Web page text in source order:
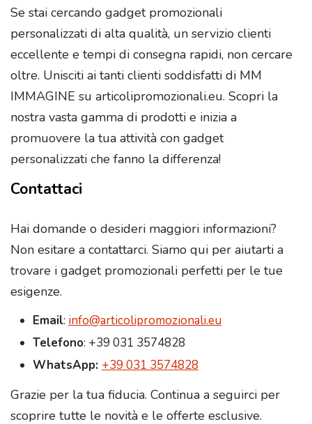
Se stai cercando gadget promozionali
personalizzati di alta qualità, un servizio clienti
eccellente e tempi di consegna rapidi, non cercare
oltre. Unisciti ai tanti clienti soddisfatti di MM
IMMAGINE su articolipromozionali.eu. Scopri la
nostra vasta gamma di prodotti e inizia a
promuovere la tua attività con gadget
personalizzati che fanno la differenza!
Contattaci
Hai domande o desideri maggiori informazioni?
Non esitare a contattarci. Siamo qui per aiutarti a
trovare i gadget promozionali perfetti per le tue
esigenze.
Email: info@articolipromozionali.eu
Telefono: +39 031 3574828
WhatsApp: +39 031 3574828
Grazie per la tua fiducia. Continua a seguirci per
scoprire tutte le novità e le offerte esclusive.